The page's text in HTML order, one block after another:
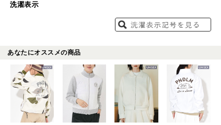
洗濯表示
あなたにオススメの商品